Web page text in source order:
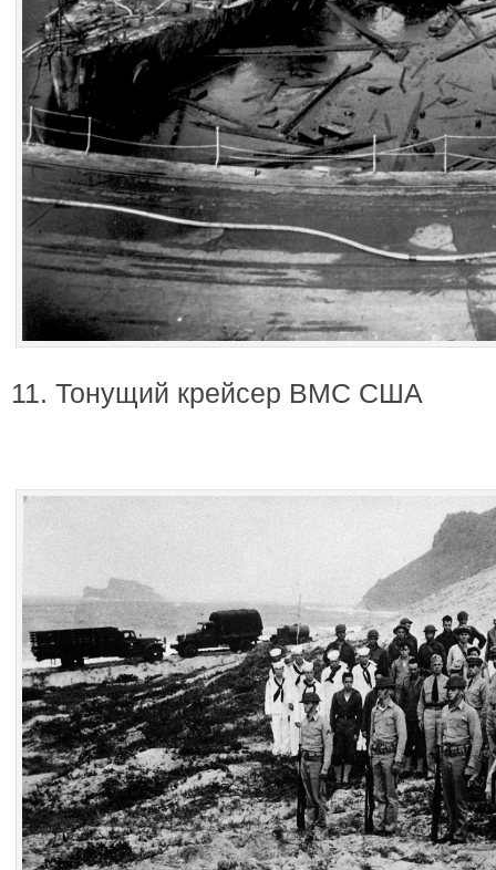
11. Тонущий крейсер ВМС США